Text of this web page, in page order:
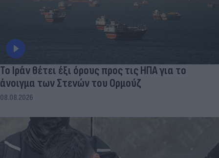
Το Ιράν θέτει έξι όρους προς τις ΗΠΑ για το
άνοιγμα των Στενών του Ορμούζ
08.08.2026